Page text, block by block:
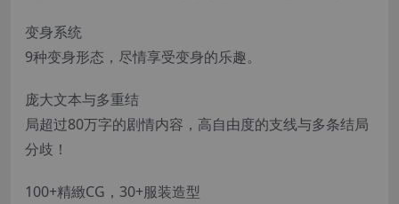
变身系统
9种变身形态，尽情享受变身的乐趣。
庞大文本与多重结
局超过80万字的剧情内容，高自由度的支线与多条结局
分歧！
100+精緻CG，30+服装造型